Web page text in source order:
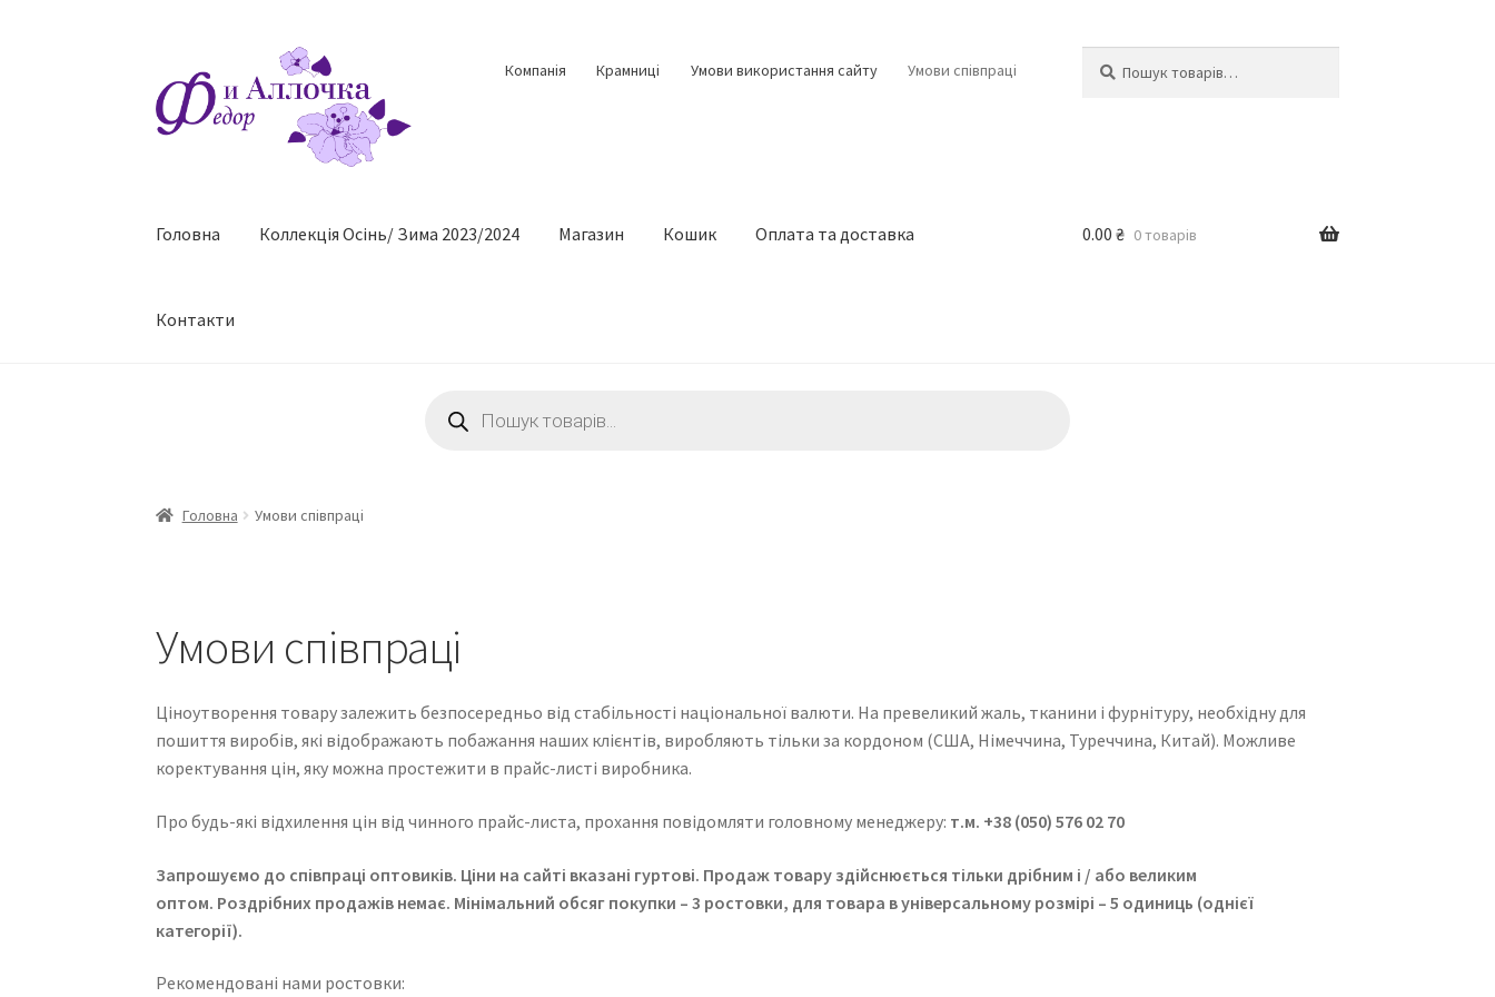
до
навігації
до
контенту
Компанія Крамниці Умови використання сайту Умови співпраці
Головна Коллекцiя Осінь/ Зима 2023/2024 Магазин Кошик Оплата та доставка
Контакти
0.00 ₴ 0 товарів
товарів
Головна Умови співпраці
Умови співпраці
Ціноутворення товару залежить безпосередньо від стабільності національної валюти. На превеликий жаль, тканини і фурнітуру, необхідну для
пошиття виробів, які відображають побажання наших клієнтів, виробляють тільки за кордоном (США, Німеччина, Туреччина, Китай). Можливе
коректування цін, яку можна простежити в прайс-листі виробника.
Про будь-які відхилення цін від чинного прайс-листа, прохання повідомляти головному менеджеру: т.м. +38 (050) 576 02 70
Запрошуємо до співпраці оптовиків. Ціни на сайті вказані гуртові. Продаж товару здійснюється тільки дрібним і / або великим
оптом. Роздрібних продажів немає. Мінімальний обсяг покупки – 3 ростовки, для товара в універсальному розмірі – 5 одиниць (однієї
категорії).
Рекомендовані нами ростовки: